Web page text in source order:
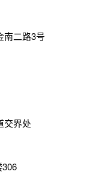
南二路3号
交界处